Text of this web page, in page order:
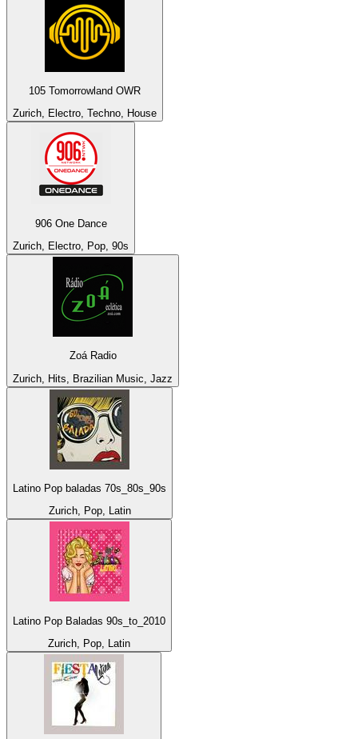
105 Tomorrowland OWR
Zurich, Electro, Techno, House
906 One Dance
Zurich, Electro, Pop, 90s
Zoá Radio
Zurich, Hits, Brazilian Music, Jazz
Latino Pop baladas 70s_80s_90s
Zurich, Pop, Latin
Latino Pop Baladas 90s_to_2010
Zurich, Pop, Latin